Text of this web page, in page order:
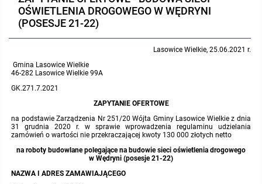
Protokoły z posiedzeń sesji 2023
Protokoły z posiedzeń sesji 2021
Protokoły z posiedzeń sesji 2020
Protokoły z posiedzeń sesji 2019
Protokoły z posiedzeń sesji 2018
Wspólne posiedzenia Komisji Rady Gminy Lasowice Wielkie
Uchwały Rady Gminy 2009-2014
Informacje o finansach publicznych
Strategia rozwoju
Gospodarka przestrzenna
Kogo dotyczy BIP?
Podstawy prawne
Formularz oświadczenia BIP
MENU PRZEDMIOTOWE
JEDNOSTKI ORGANIZACYJNE
Ośrodek Pomocy Społecznej
Zespół Szkolno-Przedszkolny w Chocianowicach
Zarządzenia Wójta
Zarządzenia Wójta 2024-2029
Zarządzenia Wójta 2018-2023
Formularze na podatki lokalne obowiązujące od 1 lipca 2019 r.
Preferencyjny zakup węgla
OŚWIETLENIA DROGOWEGO W WĘDRYNI
(POSESJE 21-22)
Lasowice Wielkie, 25.06.2021 r.
Gmina Lasowice Wielkie
46-282 Lasowice Wielkie 99A
GK.271.7.2021
ZAPYTANIE OFERTOWE
na podstawie Zarządzenia Nr 251/20 Wójta Gminy Lasowice Wielkie z dnia
31 grudnia 2020 r. w sprawie wprowadzenia regulaminu udzielania
zamówień o wartości nie przekraczającej kwoty 130 000 złotych netto
na roboty budowlane polegające na budowie sieci oświetlenia drogowego
w Wędryni (posesje 21-22)
NAZWA I ADRES ZAMAWIAJĄCEGO